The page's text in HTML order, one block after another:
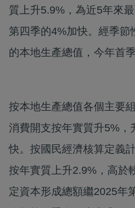
質上升5.9%，為近5年來
第四季的4%加快。經季節
的本地生產總值，今年首
按本地生產總值各個主要
消費開支按年實質升5%，
快。按國民經濟核算定義
按年實質上升2.9%，高於
定資本形成總額繼2025年